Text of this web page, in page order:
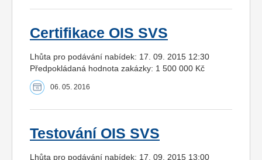
Certifikace OIS SVS
Lhůta pro podávání nabídek: 17. 09. 2015 12:30
Předpokládaná hodnota zakázky: 1 500 000 Kč
06. 05. 2016
Testování OIS SVS
Lhůta pro podávání nabídek: 17. 09. 2015 13:00